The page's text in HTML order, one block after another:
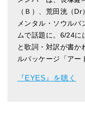
（Ｂ）、荒田洸（
メンタル・ソウル
ムで話題に。6/24に
と歌詞・対訳が書か
ルパッケージ「アー
『EYES』を聴く